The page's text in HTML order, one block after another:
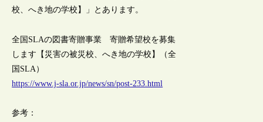
校、へき地の学校】」とあります。
全国SLAの図書寄贈事業 寄贈希望校を募集
します【災害の被災校、へき地の学校】（全
国SLA）
https://www.j-sla.or.jp/news/sn/post-233.html
参考：